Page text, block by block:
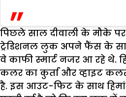
पिछले साल दीवाली के मौके
ट्रेडिशनल लुक अपने फैंस के
वे काफी स्मार्ट नजर आ रहे
कलर का कुर्ता और व्हाइट
है. इस आउट-फिट के साथ